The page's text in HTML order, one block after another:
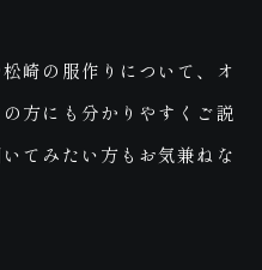
崎の服作りについて、オ
方にも分かりやすくご説
てみたい方もお気兼ねな